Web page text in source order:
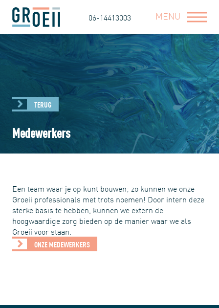
06-14413003 MENU
TERUG
Medewerkers
Een team waar je op kunt bouwen; zo kunnen we onze
Groeii professionals met trots noemen! Door intern deze
sterke basis te hebben, kunnen we extern de
hoogwaardige zorg bieden op de manier waar we als
Groeii voor staan.
ONZE MEDEWERKERS